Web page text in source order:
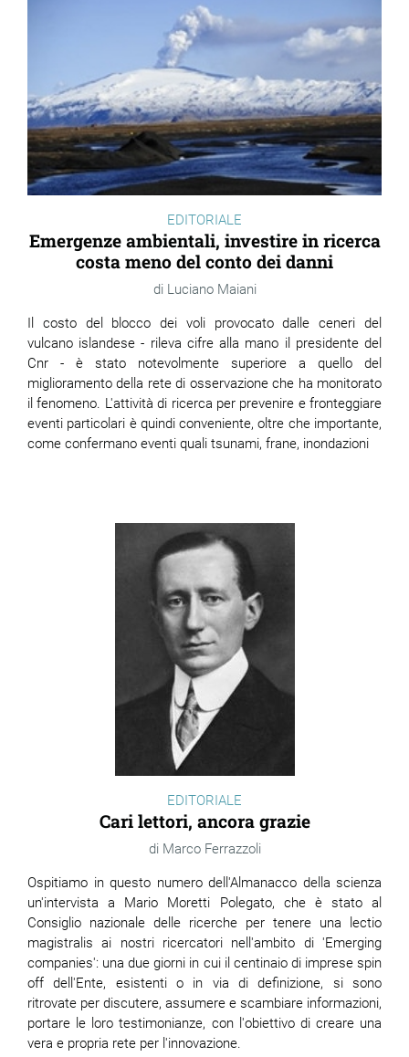
EDITORIALE
Emergenze ambientali, investire in ricerca
costa meno del conto dei danni
Luciano Maiani
Il costo del blocco dei voli provocato dalle ceneri del
vulcano islandese - rileva cifre alla mano il presidente del
Cnr - è stato notevolmente superiore a quello del
miglioramento della rete di osservazione che ha monitorato
il fenomeno. L'attività di ricerca per prevenire e fronteggiare
eventi particolari è quindi conveniente, oltre che importante,
come confermano eventi quali tsunami, frane, inondazioni
EDITORIALE
Cari lettori, ancora grazie
Marco Ferrazzoli
Ospitiamo in questo numero dell'Almanacco della scienza
un'intervista a Mario Moretti Polegato, che è stato al
Consiglio nazionale delle ricerche per tenere una lectio
magistralis ai nostri ricercatori nell'ambito di 'Emerging
companies': una due giorni in cui il centinaio di imprese spin
off dell'Ente, esistenti o in via di definizione, si sono
ritrovate per discutere, assumere e scambiare informazioni,
portare le loro testimonianze, con l'obiettivo di creare una
vera e propria rete per l'innovazione.